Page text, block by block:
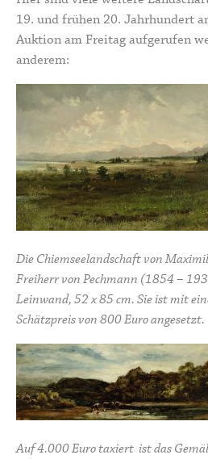
19. und frühen 20. Jahrhundert
Auktion am Freitag aufgerufen
anderem:
Die Chiemseelandschaft von
Freiherr von Pechmann (1854 –
Leinwand, 52 x 85 cm. Sie ist mit
Schätzpreis von 800 Euro angesetzt.
Auf 4.000 Euro taxiert ist das